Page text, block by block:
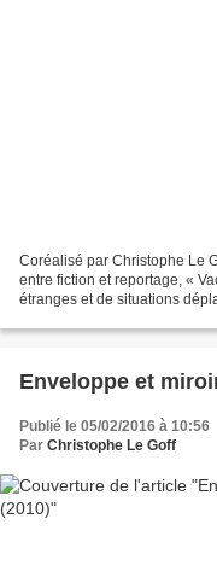
Coréalisé par Christophe Le
entre fiction et reportage, «
étranges et de situations
Enveloppe et
Publié le 05/02/2016 à 10:56
Par Christophe Le Goff